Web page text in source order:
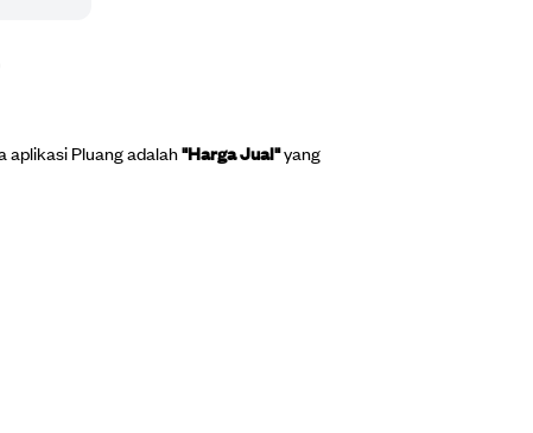
aplikasi Pluang adalah"Harga Jual"yang